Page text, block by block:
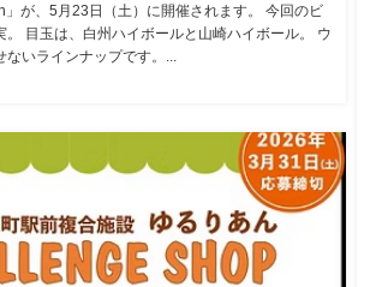
」が、5月23日（土）に開催されます。 今回のビ
。 目玉は、白州ハイボールと山崎ハイボール。 ウ
いラインナップです。...